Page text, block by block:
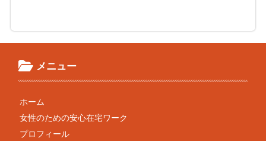
メニュー
ホーム
女性のための安心在宅ワーク
プロフィール